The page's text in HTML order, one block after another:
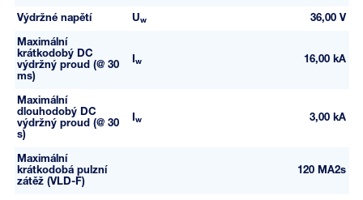
Výdržné napětí Uw 36,00 V
Maximální
krátkodobý DC
výdržný proud (@ 30
ms)
w 16,00 kA
Maximální
dlouhodobý DC
výdržný proud (@ 30
s)
w 3,00 kA
Maximální
krátkodobá pulzní
zátěž (VLD-F)
120 MA2s